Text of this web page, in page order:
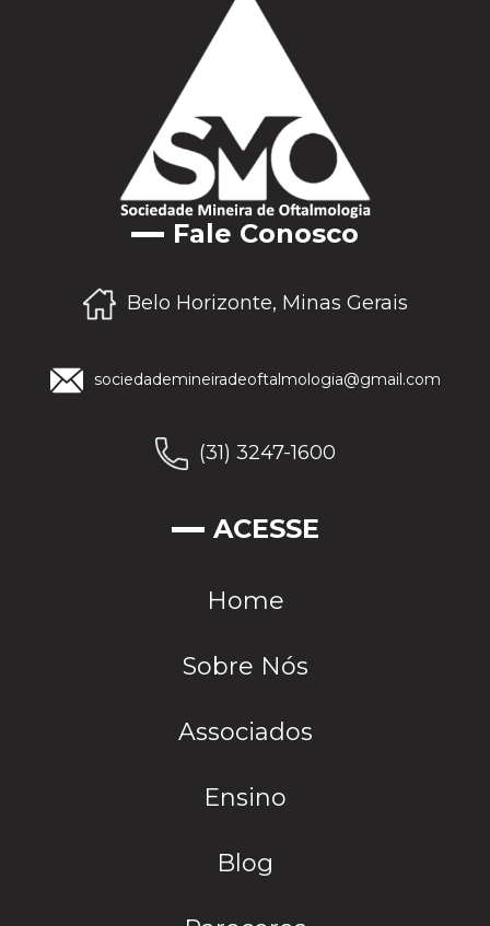
Fale Conosco
Belo Horizonte, Minas Gerais
sociedademineiradeoftalmologia@gmail.com
(31) 3247-1600
ACESSE
Home
Sobre Nós
Associados
Ensino
Blog